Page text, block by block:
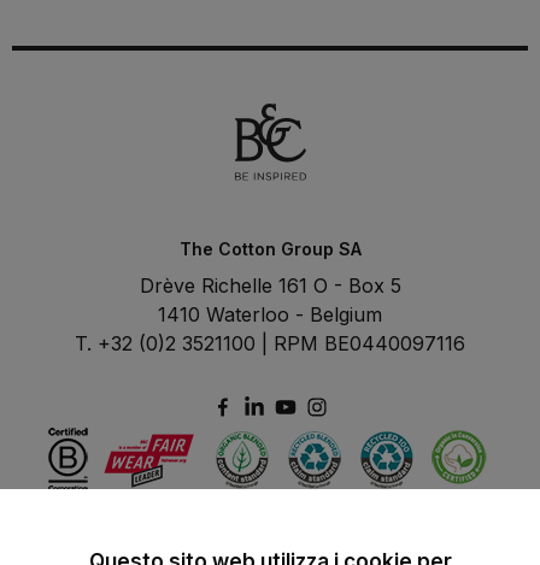
The Cotton Group SA
Drève Richelle 161 O - Box 5
1410 Waterloo - Belgium
T. +32 (0)2 3521100 | RPM BE0440097116